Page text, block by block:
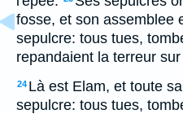
fosse, et son assemblee
sepulcre: tous tues,
repandaient la terreur
24 Là est Elam, et toute
sepulcre: tous tues,